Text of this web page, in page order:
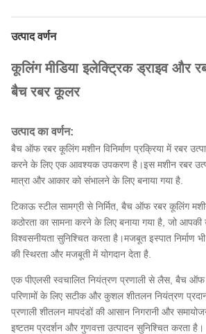
उत्पाद वर्णन
कूलिंग मीडिया इलेक्ट्रिक ड्राइव और
बैच रबर कूलर
उत्पाद का वर्णन:
बैच ऑफ रबर कूलिंग मशीन विनिर्माण प्रक्रिया में रबर
करने के लिए एक आवश्यक उपकरण है।इस मशीन रबर
मात्रा और आकार को संभालने के लिए बनाया गया है.
टिकाऊ स्टील सामग्री से निर्मित, बैच ऑफ रबर कूलिंग
कठोरता का सामना करने के लिए बनाया गया है, जो आपकी
विश्वसनीयता सुनिश्चित करता है।मजबूत इस्पात निर्माण
की स्थिरता और मजबूती में योगदान देता है.
एक पीएलसी स्वचालित नियंत्रण प्रणाली से लैस, बैच ऑफ
परिणामों के लिए सटीक और कुशल शीतलन नियंत्रण
प्रणाली शीतलन मापदंडों की आसान निगरानी और
इष्टतम प्रदर्शन और गुणवत्ता उत्पादन सुनिश्चित करता है।